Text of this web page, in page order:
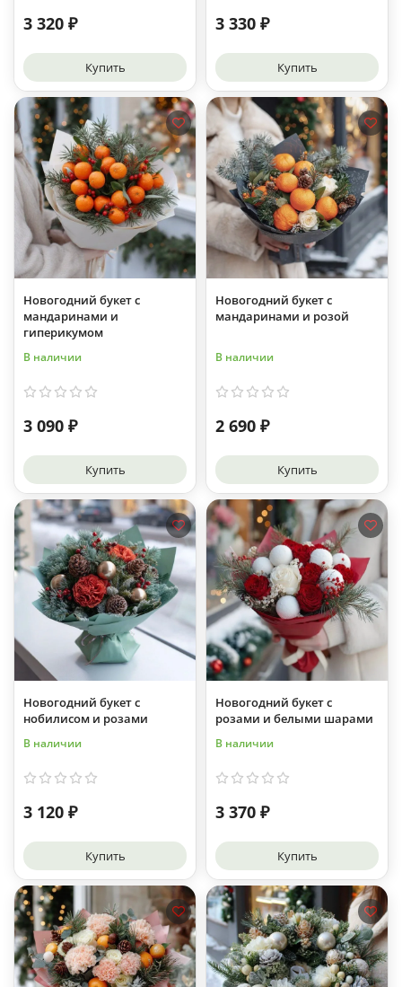
3 320 ₽
Купить
3 330 ₽
Купить
Новогодний букет с
мандаринами и
гиперикумом
В наличии
3 090 ₽
Купить
Новогодний букет с
мандаринами и розой
В наличии
2 690 ₽
Купить
Новогодний букет с
нобилисом и розами
В наличии
3 120 ₽
Купить
Новогодний букет с
розами и белыми шарами
В наличии
3 370 ₽
Купить